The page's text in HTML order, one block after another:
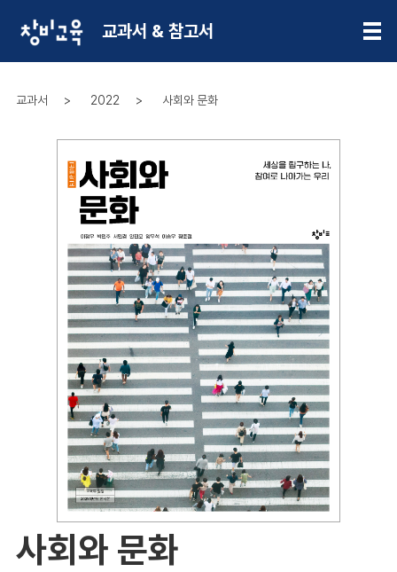
교과서 & 참고서
교과서 2022 사회와 문화
사회와 문화